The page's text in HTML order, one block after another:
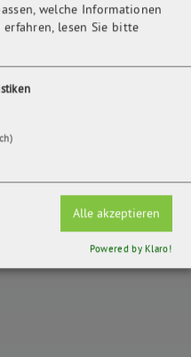
welche Informationen
erfahren, lesen Sie bitte
Alle akzeptieren
Powered by Klaro!